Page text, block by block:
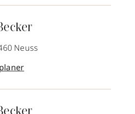
Neuss